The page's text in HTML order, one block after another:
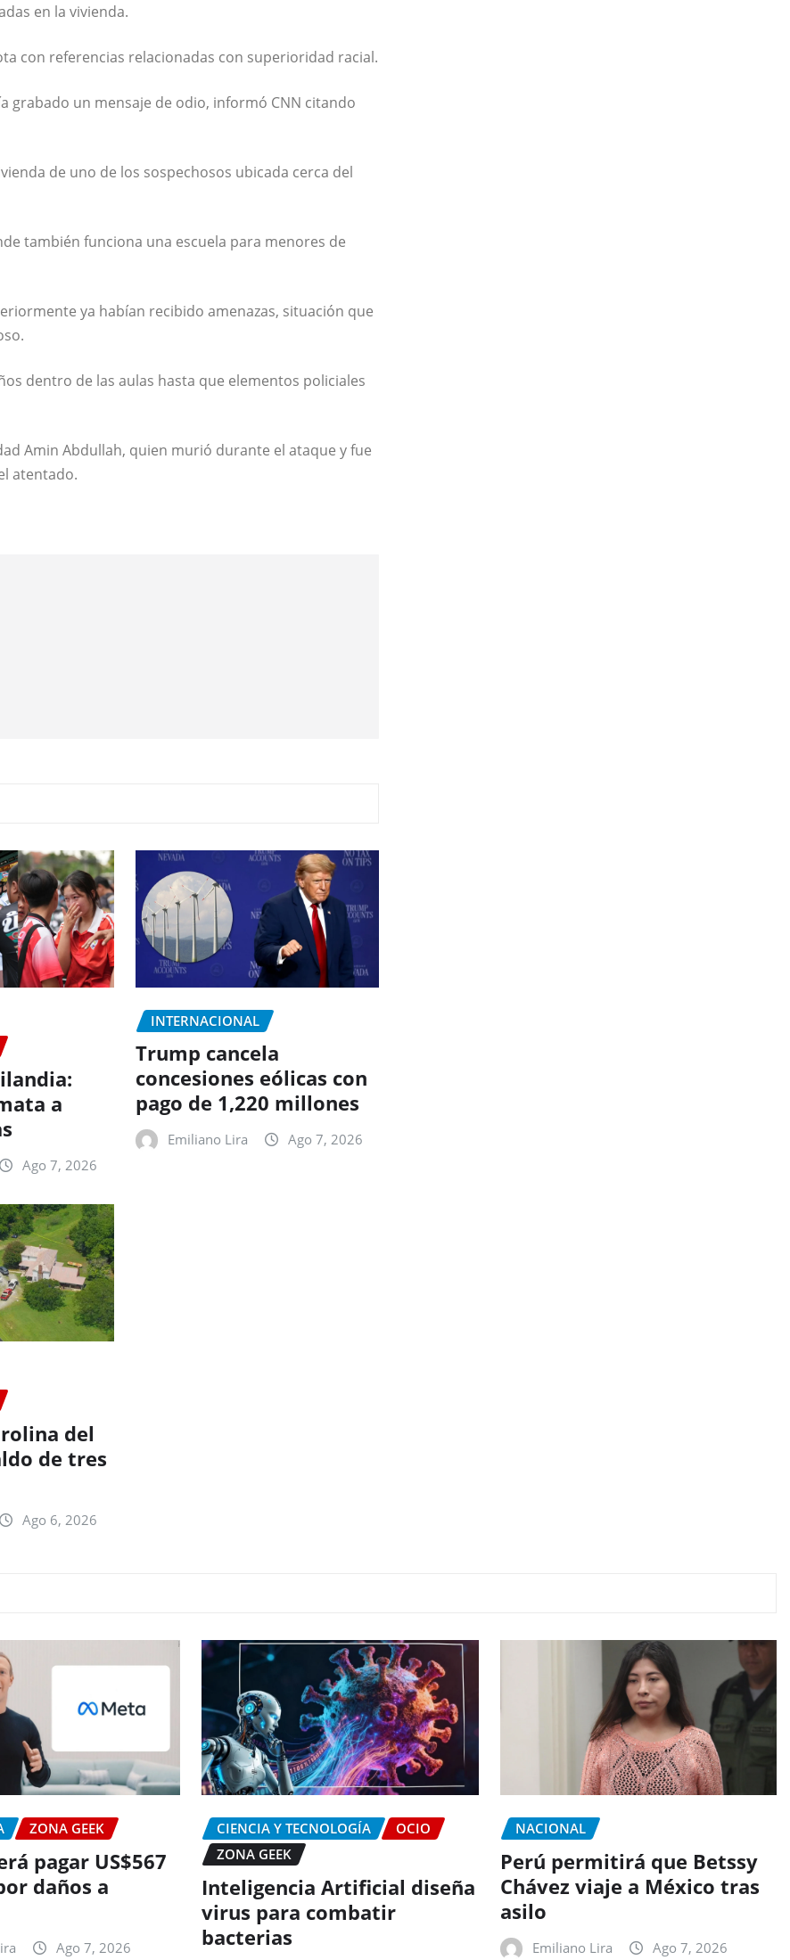
en la vivienda.
con referencias relacionadas con superioridad racial.
grabado un mensaje de odio, informó CNN citando
de uno de los sospechosos ubicada cerca del
también funciona una escuela para menores de
ya habían recibido amenazas, situación que
dentro de las aulas hasta que elementos policiales
Amin Abdullah, quien murió durante el ataque y fue
atentado.
a
Ago 7, 2026
INTERNACIONAL
Trump cancela
concesiones eólicas con
pago de 1,220 millones
Emiliano Lira Ago 7, 2026
del
de tres
Ago 6, 2026
ZONA GEEK
pagar US$567
daños a
Ago 7, 2026
CIENCIA Y TECNOLOGÍA
OCIO
ZONA GEEK
Inteligencia Artificial diseña
virus para combatir
bacterias
NACIONAL
Perú permitirá que Betssy
Chávez viaje a México tras
asilo
Emiliano Lira Ago 7, 2026